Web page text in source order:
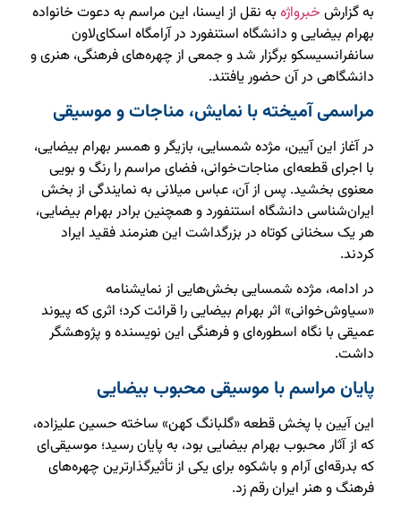
به گزارش خبرواژه به نقل از ایسنا، این مراسم به دعوت خانواده
بهرام بیضایی و دانشگاه استنفورد در آرامگاه اسکای‌لاون
سانفرانسیسکو برگزار شد و جمعی از چهره‌های فرهنگی، هنری و
دانشگاهی در آن حضور یافتند.
مراسمی آمیخته با نمایش، مناجات و موسیقی
در آغاز این آیین، مژده شمسایی، بازیگر و همسر بهرام بیضایی،
با اجرای قطعه‌ای مناجات‌خوانی، فضای مراسم را رنگ و بویی
معنوی بخشید. پس از آن، عباس میلانی به نمایندگی از بخش
ایران‌شناسی دانشگاه استنفورد و همچنین برادر بهرام بیضایی،
هر یک سخنانی کوتاه در بزرگداشت این هنرمند فقید ایراد
کردند.
در ادامه، مژده شمسایی بخش‌هایی از نمایشنامه
«سیاوش‌خوانی» اثر بهرام بیضایی را قرائت کرد؛ اثری که پیوند
عمیقی با نگاه اسطوره‌ای و فرهنگی این نویسنده و پژوهشگر
داشت.
پایان مراسم با موسیقی محبوب بیضایی
این آیین با پخش قطعه «گلبانگ کهن» ساخته حسین علیزاده،
که از آثار محبوب بهرام بیضایی بود، به پایان رسید؛ موسیقی‌ای
که بدرقه‌ای آرام و باشکوه برای یکی از تأثیرگذارترین چهره‌های
فرهنگ و هنر ایران رقم زد.